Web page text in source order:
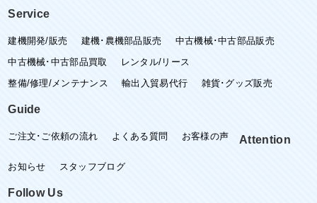
Service
建機開発/販売 建機･農機部品販売
中古機械･中古部品販売
中古機械･中古部品買取
レンタル/リース
整備/修理/メンテナンス
輸出入貿易代行 雑貨･グッズ販売
Guide
ご注文･ご依頼の流れ よくある質問 お客様の声 Attention
お知らせ スタッフブログ
Follow Us